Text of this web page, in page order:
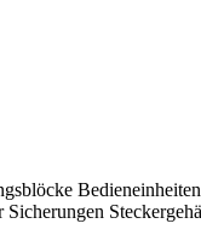
Sicherungen